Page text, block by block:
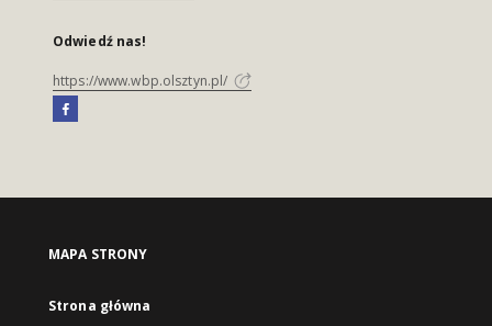
Odwiedź nas!
https://www.wbp.olsztyn.pl/
MAPA STRONY
Strona główna